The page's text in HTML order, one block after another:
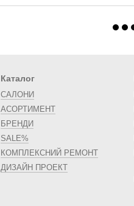
Каталог
САЛОНИ
АСОРТИМЕНТ
БРЕНДИ
SALE%
КОМПЛЕКСНИЙ РЕМОНТ
ДИЗАЙН ПРОЕКТ